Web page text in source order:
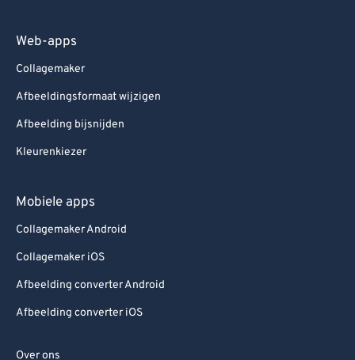
Web-apps
Collagemaker
Afbeeldingsformaat wijzigen
Afbeelding bijsnijden
Kleurenkiezer
Mobiele apps
Collagemaker Android
Collagemaker iOS
Afbeelding converter Android
Afbeelding converter iOS
Over ons